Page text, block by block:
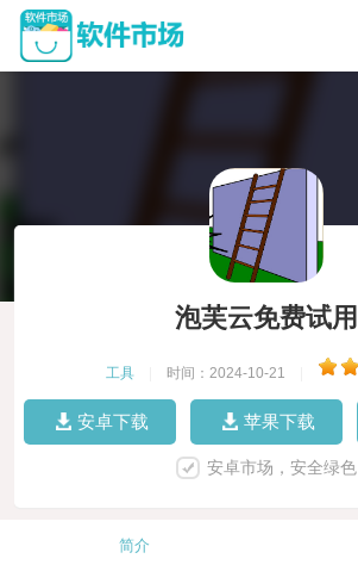
泡芙云免费试用
工具 时间：2024-10-21
安卓下载 苹果下载
安卓市场，安全绿色
简介